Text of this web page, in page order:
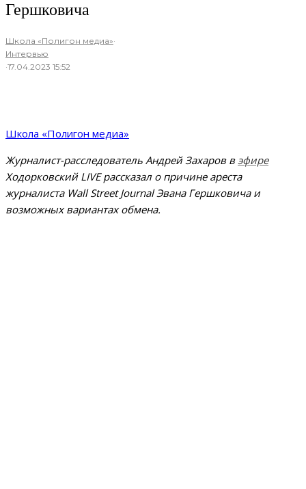
Гершковича
Школа «Полигон медиа»·
Интервью
·17.04.2023 15:52
Школа «Полигон медиа»
Журналист-расследователь Андрей Захаров вэфире
Ходорковский LIVE рассказал о причине ареста
журналиста Wall Street Journal Эвана Гершковича и
возможных вариантах обмена.